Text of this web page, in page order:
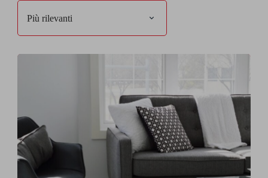
Più rilevanti